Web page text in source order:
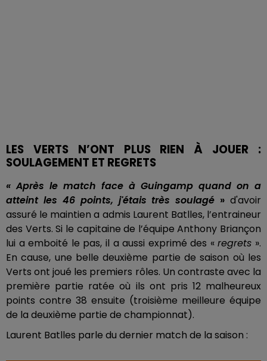
LES VERTS N’ONT PLUS RIEN À JOUER :
SOULAGEMENT ET REGRETS
« Après le match face à Guingamp quand on a
atteint les 46 points, j'étais très soulagé » d'avoir
assuré le maintien a admis Laurent Batlles, l’entraineur
des Verts. Si le capitaine de l’équipe Anthony Briançon
lui a emboité le pas, il a aussi exprimé des «regrets ».
En cause, une belle deuxième partie de saison où les
Verts ont joué les premiers rôles. Un contraste avec la
première partie ratée où ils ont pris 12 malheureux
points contre 38 ensuite (troisième meilleure équipe
de la deuxième partie de championnat).
Laurent Batlles parle du dernier match de la saison :